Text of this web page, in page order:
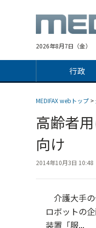
2026年8月7日（金）
行政
MEDIFAX webトップ >
高齢者
向け
2014年10月3日 10:48
介護大手
ロボットの
装置「服...